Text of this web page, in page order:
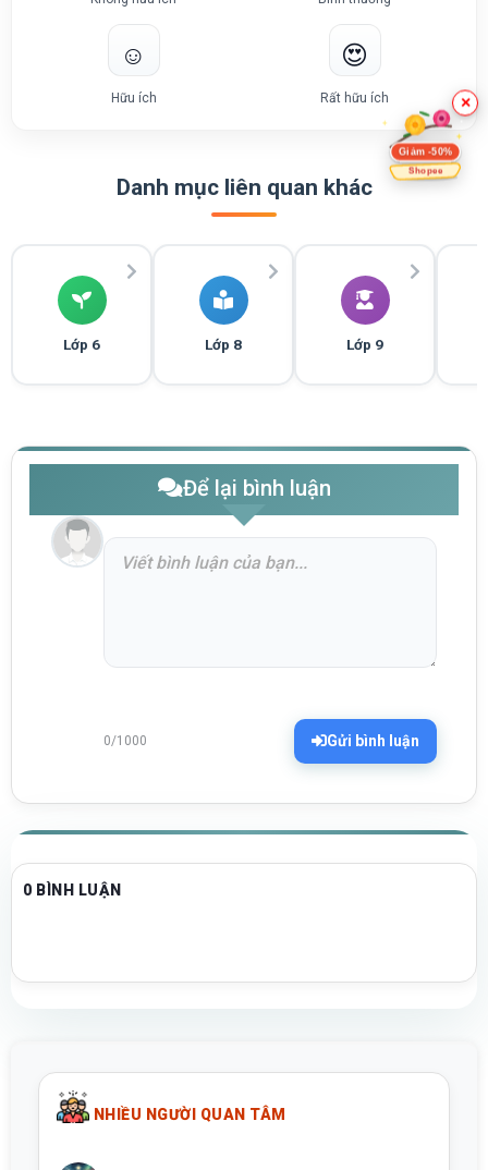
☺️
Hữu ích
😍
Rất hữu ích
Danh mục liên quan khác
Lớp 6 Lớp 8 Lớp 9
Để lại bình luận
0/1000 Gửi bình luận
0 BÌNH LUẬN
NHIỀU NGƯỜI QUAN TÂM
×
Giảm -50%
Shopee